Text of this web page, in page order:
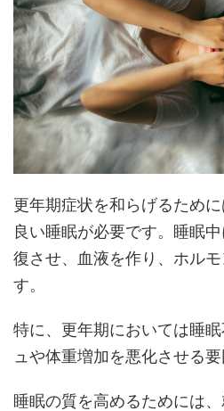
更年期症状を和らげるため
良い睡眠が必要です。睡眠
復させ、血液を作り、ホル
す。
特に、更年期においては睡
ュや体重増加を悪化させる要
睡眠の質を高めるためには